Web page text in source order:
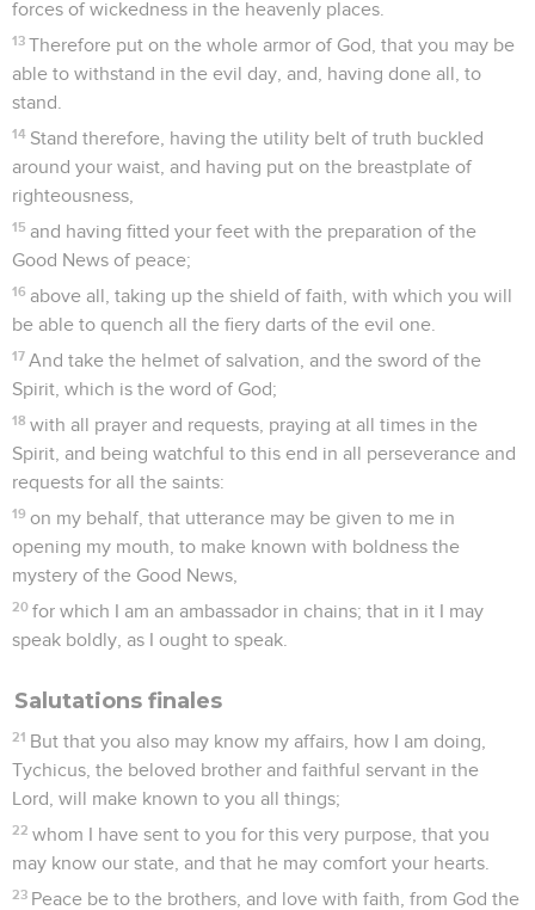
forces of wickedness in the heavenly places.
13 Therefore put on the whole armor of God, that you may be
able to withstand in the evil day, and, having done all, to
stand.
14 Stand therefore, having the utility belt of truth buckled
around your waist, and having put on the breastplate of
righteousness,
15 and having fitted your feet with the preparation of the
Good News of peace;
16 above all, taking up the shield of faith, with which you will
be able to quench all the fiery darts of the evil one.
17 And take the helmet of salvation, and the sword of the
Spirit, which is the word of God;
18 with all prayer and requests, praying at all times in the
Spirit, and being watchful to this end in all perseverance and
requests for all the saints:
19 on my behalf, that utterance may be given to me in
opening my mouth, to make known with boldness the
mystery of the Good News,
20 for which I am an ambassador in chains; that in it I may
speak boldly, as I ought to speak.
Salutations finales
21 But that you also may know my affairs, how I am doing,
Tychicus, the beloved brother and faithful servant in the
Lord, will make known to you all things;
22 whom I have sent to you for this very purpose, that you
may know our state, and that he may comfort your hearts.
23 Peace be to the brothers, and love with faith, from God the